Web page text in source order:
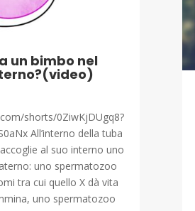
un bimbo nel
shorts/0ZiwKjDUgq8?
All’interno della tuba
al suo interno uno
uno spermatozoo
tra cui quello X dà vita
uno spermatozoo